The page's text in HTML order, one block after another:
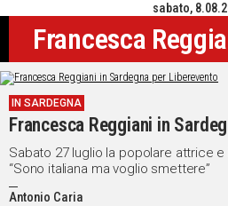
CAGLIARI
SASSARI
NUORO
ORISTANO
SULCIS
GALLURA
OGLIASTRA
MEDIO
CAMPIDANO
sabato,
Francesca
IN SARDEGNA
Francesca Reggiani in
Sabato 27 luglio la popolare attrice
“Sono italiana ma voglio smettere”
Antonio Caria